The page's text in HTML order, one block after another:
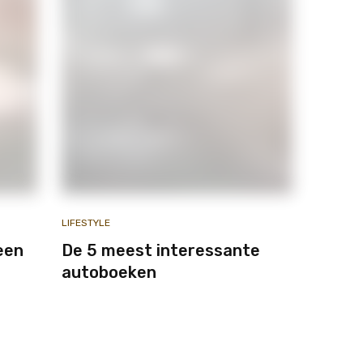
LIFESTYLE
De 5 meest interessante
autoboeken